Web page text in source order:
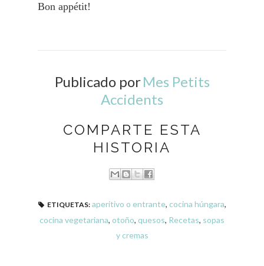
Bon appétit!
Publicado porMes Petits
Accidents
COMPARTE ESTA
HISTORIA
ETIQUETAS: aperitivo o entrante, cocina húngara,
cocina vegetariana, otoño, quesos, Recetas, sopas
y cremas